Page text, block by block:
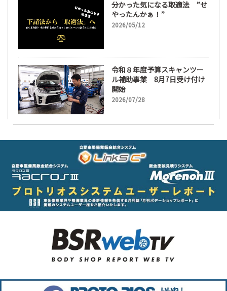
分かった気になる取適法 ”せ
やったんかぁ！”
2026/05/12
令和８年度予算スキャンツー
ル補助事業 8月7日受け付け
開始
2026/07/28